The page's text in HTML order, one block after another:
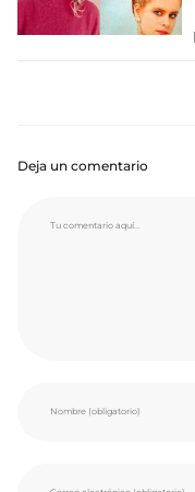
Deja un comentario